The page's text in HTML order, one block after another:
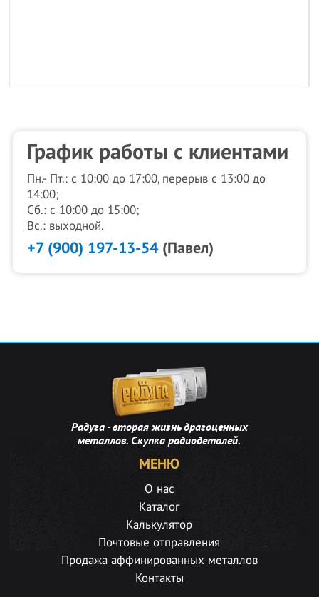
График работы с клиентами
Пн.- Пт.: с 10:00 до 17:00, перерыв с 13:00 до
14:00;
Сб.: с 10:00 до 15:00;
Вс.: выходной.
+7 (900) 197-13-54(Павел)
Радуга - вторая жизнь драгоценных
металлов. Скупка радиодеталей.
МЕНЮ
О нас
Каталог
Калькулятор
Почтовые отправления
Продажа аффинированных металлов
Контакты